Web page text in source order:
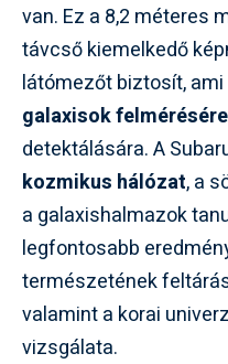
van. Ez a 8,2 méteres
távcső kiemelkedő
látómezőt biztosít,
galaxisok felmérésére
detektálására. A
kozmikus hálózat, a
a galaxishalmazok
legfontosabb
természetének
valamint a korai
vizsgálata.